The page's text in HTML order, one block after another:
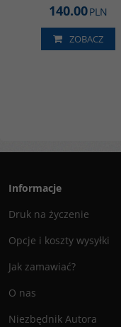
140.00PLN
ZOBACZ
Informacje
Druk na życzenie
Opcje i koszty wysyłki
Jak zamawiać?
O nas
Niezbędnik Autora